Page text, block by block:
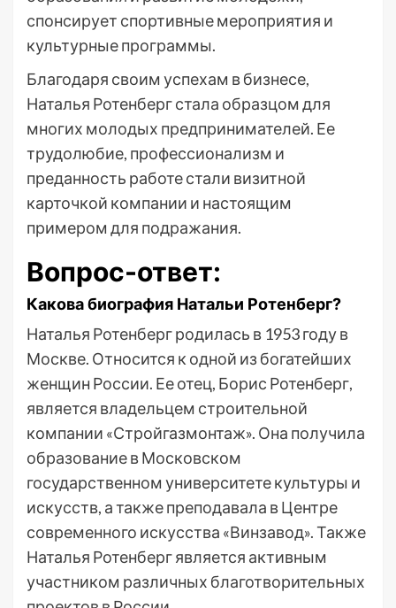
спонсирует спортивные мероприятия и
культурные программы.
Благодаря своим успехам в бизнесе,
Наталья Ротенберг стала образцом для
многих молодых предпринимателей. Ее
трудолюбие, профессионализм и
преданность работе стали визитной
карточкой компании и настоящим
примером для подражания.
Вопрос-ответ:
Какова биография Натальи Ротенберг?
Наталья Ротенберг родилась в 1953 году в
Москве. Относится к одной из богатейших
женщин России. Ее отец, Борис Ротенберг,
является владельцем строительной
компании «Стройгазмонтаж». Она получила
образование в Московском
государственном университете культуры и
искусств, а также преподавала в Центре
современного искусства «Винзавод». Также
Наталья Ротенберг является активным
участником различных благотворительных